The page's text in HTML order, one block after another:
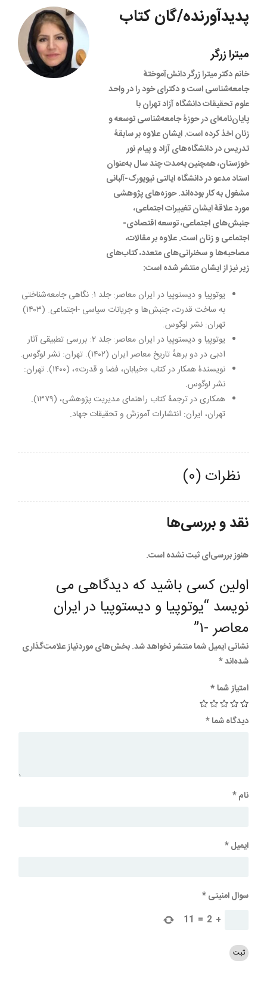
پدیدآورنده/گان کتاب
میترا زرگر
خانم دکتر میترا زرگر دانش‌آموختۀ
جامعه‌شناسی است و دکترای خود را در واحد
علوم تحقیقات دانشگاه آزاد تهران با
پایان‌نامه‌ای در حوزۀ جامعه‌شناسی توسعه و
زنان اخذ کرده است. ایشان علاوه بر سابقۀ
تدریس در دانشگاه‌های آزاد و پیام نور
خوزستان، همچنین به‌مدت چند سال به‌عنوان
استاد مدعو در دانشگاه ایالتی نیویورک-آلبانی
مشغول به کار بوده‌اند. حوزه‌های پژوهشی
مورد علاقۀ ایشان تغییرات اجتماعی،
جنبش‌های اجتماعی، توسعه اقتصادی-
اجتماعی و زنان است. علاوه بر مقالات،
مصاحبه‌ها و سخنرانی‌های متعدد، کتاب‌های
زیر نیز از ایشان منتشر شده است:
یوتوپیا و دیستوپیا در ایران معاصر: جلد ۱: نگاهی جامعه‌شناختی
به ساخت قدرت، جنبش‌ها و جریانات سیاسی -اجتماعی. (۱۴۰۳)
تهران: نشر لوگوس.
یوتوپیا و دیستوپیا در ایران معاصر: جلد ۲: بررسی تطبیقی آثار
ادبی در دو برههُ تاریخ معاصر ایران (۱۴۰۲). تهران: نشر لوگوس.
نویسندۀ همکار در کتاب «خیابان، فضا و قدرت»، (۱۴۰۰). تهران:
نشر لوگوس.
همکاری در ترجمۀ کتاب راهنمای مدیریت پژوهشی، (۱۳۷۹).
تهران، ایران: انتشارات آموزش و تحقیقات جهاد.
نظرات (0)
نقد و بررسی‌ها
هنوز بررسی‌ای ثبت نشده است.
اولین کسی باشید که دیدگاهی می
نویسد “يوتوپيا و ديستوپيا در ايران
معاصر -۱”
نشانی ایمیل شما منتشر نخواهد شد.بخش‌های موردنیاز علامت‌گذاری
شده‌اند*
امتیاز شما*
دیدگاه شما*
نام*
ایمیل*
سوال امنیتی*
+
2
=
11